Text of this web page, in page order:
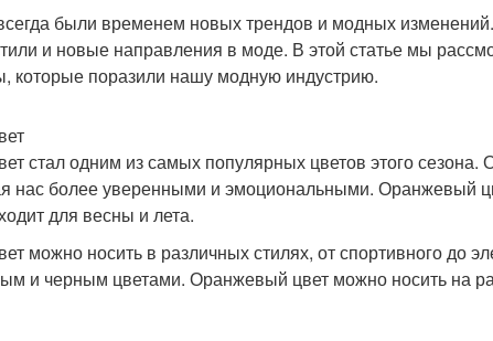
были временем новых трендов и модных
и новые направления в моде. В этой статье мы
которые поразили нашу модную индустрию.
стал одним из самых популярных цветов этого сезона.
нас более уверенными и эмоциональными. Оранжевый
для весны и лета.
можно носить в различных стилях, от спортивного до
и черным цветами. Оранжевый цвет можно носить на